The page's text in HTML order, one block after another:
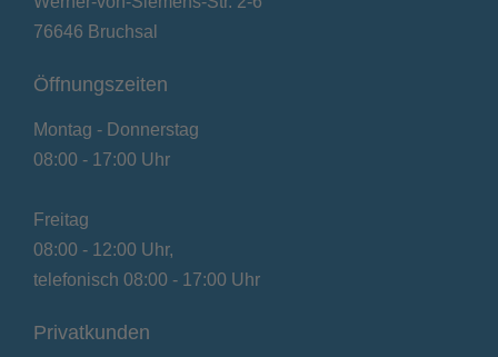
76646 Bruchsal
Öffnungszeiten
Montag - Donnerstag
08:00 - 17:00 Uhr
Freitag
08:00 - 12:00 Uhr,
telefonisch 08:00 - 17:00 Uhr
Privatkunden